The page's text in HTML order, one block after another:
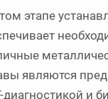
этапе
являются
и